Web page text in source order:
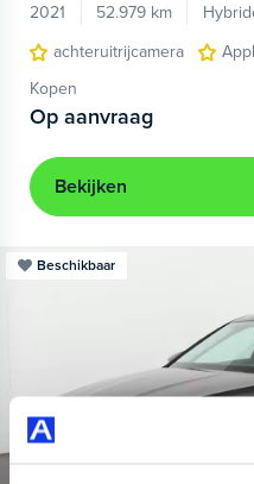
2021
52.979 km
achteruitrijcamera
Kopen
Op aanvraag
Bekijken
Beschikbaar